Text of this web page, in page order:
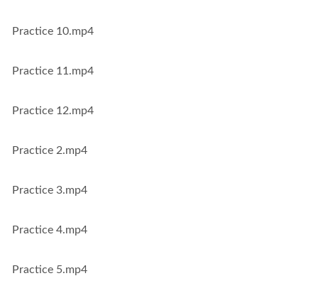
Practice 10.mp4
Practice 11.mp4
Practice 12.mp4
Practice 2.mp4
Practice 3.mp4
Practice 4.mp4
Practice 5.mp4